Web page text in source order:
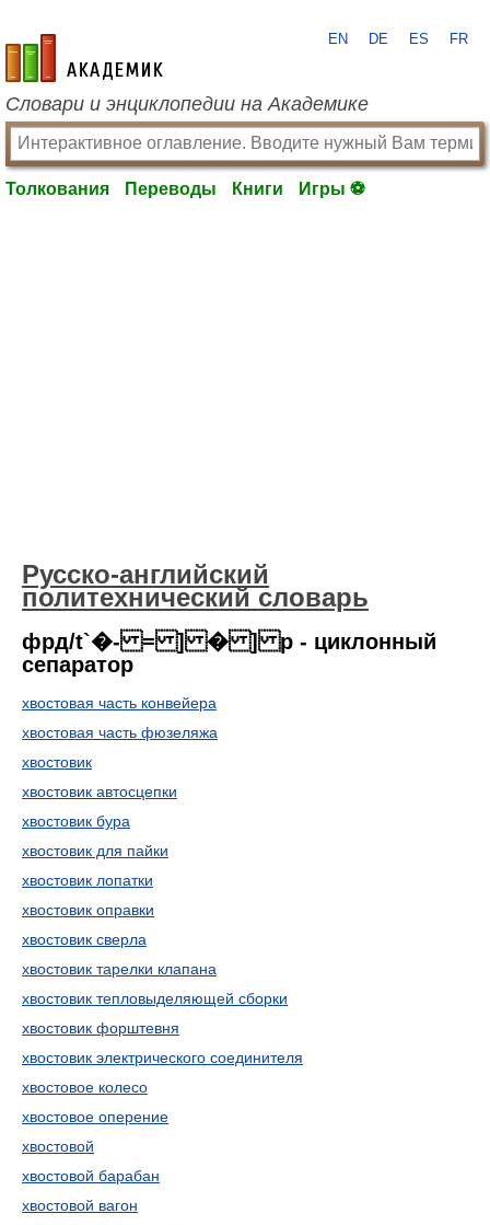
academic.ru
EN DE ES FR
Словари и энциклопедии на Академике
Толкования Переводы Книги Игры ⚽
Русско-английский
политехнический словарь
фрд/t`�- = ] � ] p - циклонный
сепаратор
хвостовая часть конвейера
хвостовая часть фюзеляжа
хвостовик
хвостовик автосцепки
хвостовик бура
хвостовик для пайки
хвостовик лопатки
хвостовик оправки
хвостовик сверла
хвостовик тарелки клапана
хвостовик тепловыделяющей сборки
хвостовик форштевня
хвостовик электрического соединителя
хвостовое колесо
хвостовое оперение
хвостовой
хвостовой барабан
хвостовой вагон